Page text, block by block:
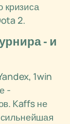
кризиса
2.
- и
1win
-
Kaffs не
сильнейшая